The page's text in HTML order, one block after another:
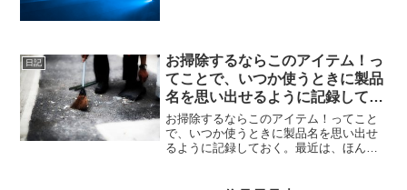
アウトして、書...
日記
お掃除するならこのアイテム！っ
てことで、いつか使うときに製品
名を思い出せるように記録してお
く。
お掃除するならこのアイテム！ってこと
で、いつか使うときに製品名を思い出せ
るように記録しておく。最近は、ほんと